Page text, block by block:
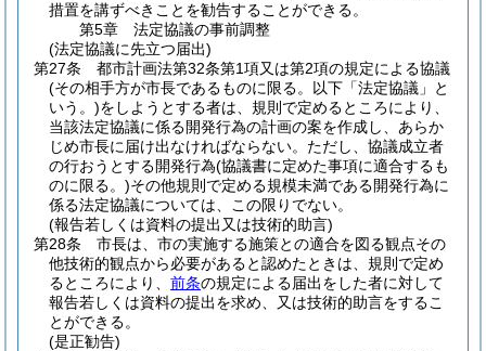
措置を講ずべきことを勧告することができる。
第5章
法定協議の事前調整
(法定協議に先立つ届出)
第27条
都市計画法第32条第1項又は第2項の規定による協議
(その相手方が市長であるものに限る。以下「法定協議」と
いう。)をしようとする者は、規則で定めるところにより、
当該法定協議に係る開発行為の計画の案を作成し、あらか
じめ市長に届け出なければならない。 ただし、協議成立者
の行おうとする開発行為(協議書に定めた事項に適合するも
のに限る。)その他規則で定める規模未満である開発行為に
係る法定協議については、この限りでない。
(報告若しくは資料の提出又は技術的助言)
第28条
市長は、市の実施する施策との適合を図る観点その
他技術的観点から必要があると認めたときは、規則で定め
るところにより、 前条の規定による届出をした者に対して
報告若しくは資料の提出を求め、又は技術的助言をするこ
とができる。
(是正勧告)